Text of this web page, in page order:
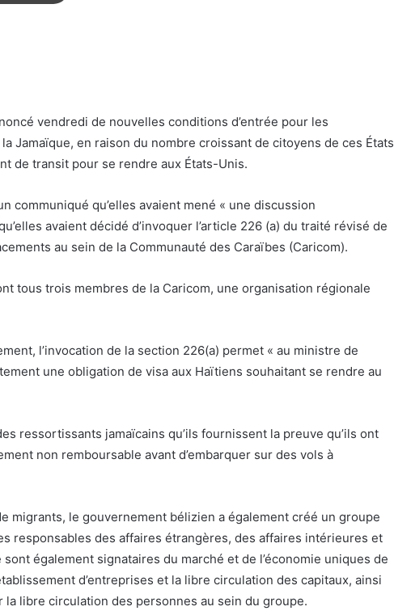
vendredi de nouvelles conditions d’entrée pour les
Jamaïque, en raison du nombre croissant de citoyens de ces États
de transit pour se rendre aux États-Unis.
communiqué qu’elles avaient mené « une discussion
avaient décidé d’invoquer l’article 226 (a) du traité révisé de
au sein de la Communauté des Caraïbes (Caricom).
tous trois membres de la Caricom, une organisation régionale
l’invocation de la section 226(a) permet « au ministre de
une obligation de visa aux Haïtiens souhaitant se rendre au
ressortissants jamaïcains qu’ils fournissent la preuve qu’ils ont
non remboursable avant d’embarquer sur des vols à
migrants, le gouvernement bélizien a également créé un groupe
responsables des affaires étrangères, des affaires intérieures et
également signataires du marché et de l’économie uniques de
d’entreprises et la libre circulation des capitaux, ainsi
libre circulation des personnes au sein du groupe.